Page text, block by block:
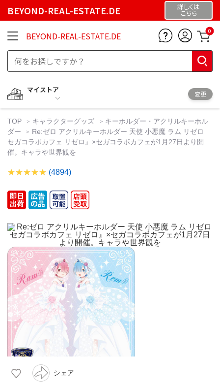
BEYOND-REAL-ESTATE.DE 詳しくは
こちら
BEYOND-REAL-ESTATE.DE 0
マイストア
変更
TOP キャラクターグッズ
キーホルダー・アクリルキーホル
ダー
Re:ゼロ アクリルキーホルダー 天使 小悪魔 ラム リゼロ
セガコラボカフェ リゼロ』×セガコラボカフェが1月27日より開
催。キャラや世界観を
(4894)
シェア